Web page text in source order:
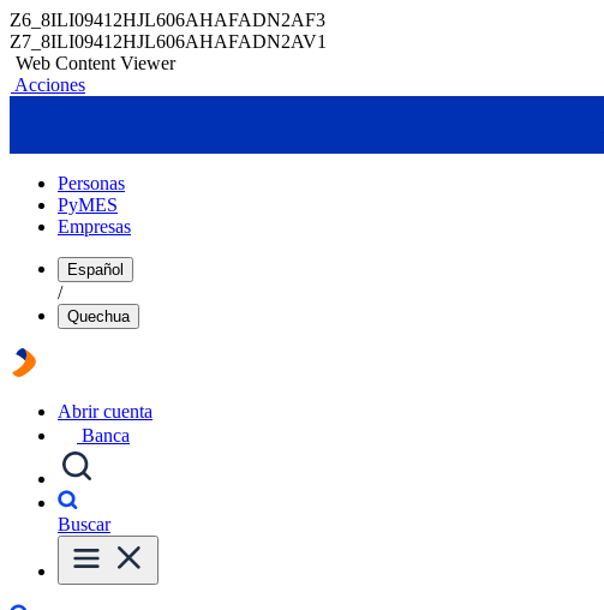
Z6_8ILI09412HJL606AHAFADN2AF3
Z7_8ILI09412HJL606AHAFADN2AV1
Web Content Viewer
Acciones
Personas
PyMES
Empresas
Español
/
Quechua
Abrir cuenta
Banca
Buscar